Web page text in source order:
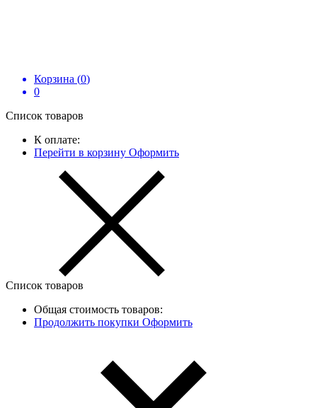
Корзина (0)
0
Список товаров
К оплате:
Перейти в корзину Оформить
Список товаров
Общая стоимость товаров:
Продолжить покупки Оформить